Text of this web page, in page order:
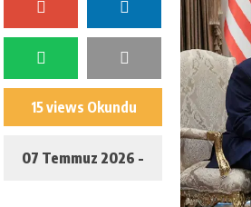
15 views Okundu
07 Temmuz 2026 -